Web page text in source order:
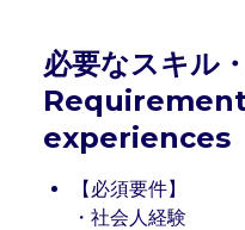
必要なスキル
experiences
【必須要件】
・社会人経験